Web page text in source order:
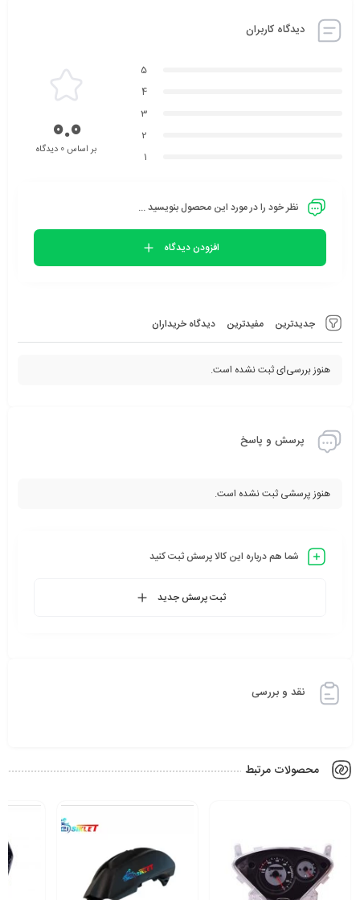
دیدگاه کاربران
جدیدترین مفیدترین دیدگاه خریداران
هنوز بررسی‌ای ثبت نشده است.
5
4
3
2
1
0.0بر اساس 0 دیدگاه
نظر خود را در مورد این محصول بنویسید ...
افزودن دیدگاه
پرسش و پاسخ
هنوز پرسشی ثبت نشده است.
شما هم درباره این کالا پرسش ثبت کنید
ثبت پرسش جدید
نقد و بررسی
محصولات مرتبط